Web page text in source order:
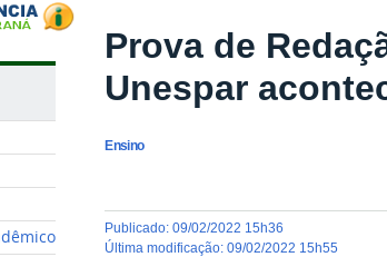
Prova de
Unespar
Ensino
publicado:09/02/2022 15h36
última modificação:09/02/2022 15h55